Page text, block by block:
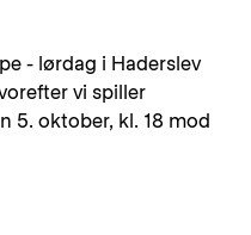
- lørdag i Haderslev
vi spiller
5. oktober, kl. 18 mod